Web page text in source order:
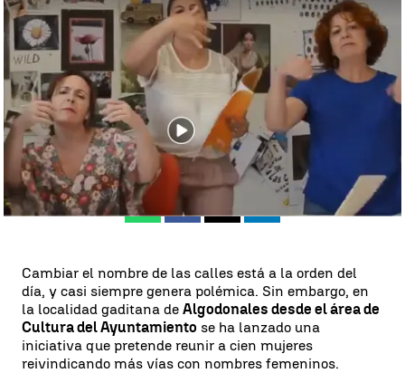
Las vecinas de Algodonales (Cádiz) alzan su voz feminista: "¿Y mi
calle pa' cuando?" |antena3noticias.com
Antena 3 Noticias Cádiz
Publicado:16 de octubre de 2018, 12:09
WhatsappFacebook
X Linkedin
Cambiar el nombre de las calles está a la orden del
día, y casi siempre genera polémica. Sin embargo, en
la localidad gaditana de Algodonales desde el área de
Cultura del Ayuntamiento se ha lanzado una
iniciativa que pretende reunir a cien mujeres
reivindicando más vías con nombres femeninos.